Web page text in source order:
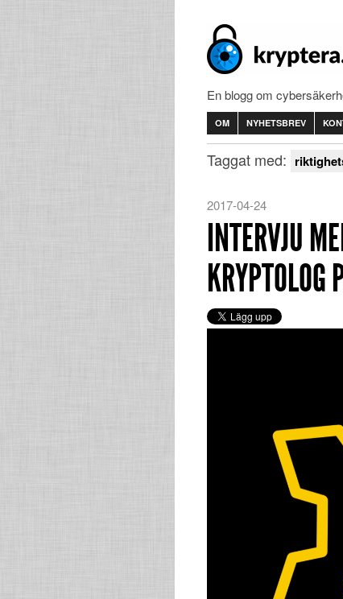
En blogg om
OM NYHETSBREV
Taggat med:
2017-04-24
INTERVJU
KRYPTOLOG